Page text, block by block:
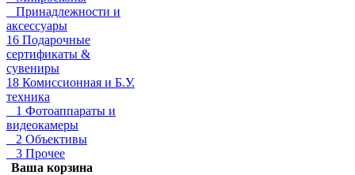
Принадлежности и
аксессуары
16 Подарочные
сертификаты &
сувениры
18 Комиссионная и Б.У.
техника
1 Фотоаппараты и
видеокамеры
2 Объективы
3 Прочее
Ваша корзина